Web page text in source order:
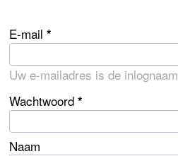
E-mail
Uw e-mailadres is de inlognaam
Wachtwoord
Naam